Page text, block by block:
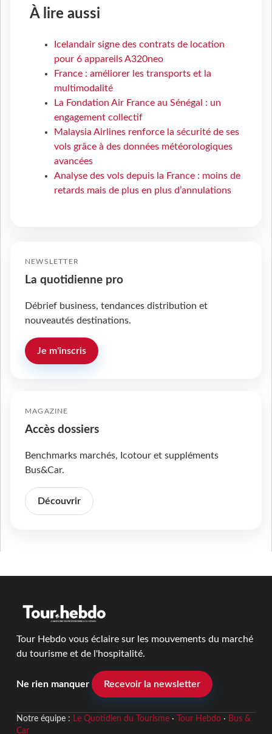
À lire aussi
Icelandair signe des contrats de location
pour 6 appareils A320neo
France : améliorer les transports et la
multimodalité
La Fondation Air France au Sénégal : un
engagement collectif
Malaysia Airlines renforce la sécurité de ses
vols grâce à des données météorologiques
avancées
Analyse des vols depuis la France : moins de
retards mais de plus en plus d’annulations
NEWSLETTER
La quotidienne pro
Débrief business, tendances distribution et
nouveautés destinations.
Je m'inscris
MAGAZINE
Accès dossiers
Benchmarks marchés, Icotour et suppléments
Bus&Car.
Découvrir
Tour Hebdo vous éclaire sur les mouvements du marché
du tourisme et de l'hospitalité.
Ne rien manquer Recevoir la newsletter
Notre équipe : Le Quotidien du Tourisme· Tour Hebdo· Bus &
Car